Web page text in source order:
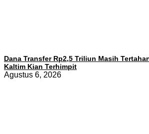
Dana Transfer Rp2,5 Triliun Masih
Kaltim Kian Terhimpit
Agustus 6, 2026